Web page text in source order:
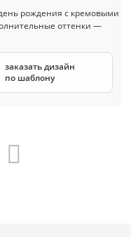
заказать дизайн
по шаблону